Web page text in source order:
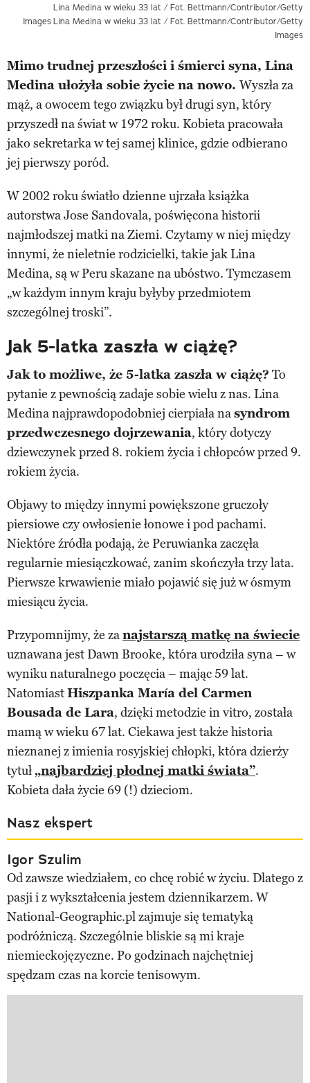
Lina Medina w wieku 33 lat / Fot. Bettmann/Contributor/Getty
Images Lina Medina w wieku 33 lat / Fot. Bettmann/Contributor/Getty
Images
Mimo trudnej przeszłości i śmierci syna, Lina
Medina ułożyła sobie życie na nowo. Wyszła za
mąż, a owocem tego związku był drugi syn, który
przyszedł na świat w 1972 roku. Kobieta pracowała
jako sekretarka w tej samej klinice, gdzie odbierano
jej pierwszy poród.
W 2002 roku światło dzienne ujrzała książka
autorstwa Jose Sandovala, poświęcona historii
najmłodszej matki na Ziemi. Czytamy w niej między
innymi, że nieletnie rodzicielki, takie jak Lina
Medina, są w Peru skazane na ubóstwo. Tymczasem
„w każdym innym kraju byłyby przedmiotem
szczególnej troski”.
Jak 5-latka zaszła w ciążę?
Jak to możliwe, że 5-latka zaszła w ciążę? To
pytanie z pewnością zadaje sobie wielu z nas. Lina
Medina najprawdopodobniej cierpiała nasyndrom
przedwczesnego dojrzewania, który dotyczy
dziewczynek przed 8. rokiem życia i chłopców przed 9.
rokiem życia.
Objawy to między innymi powiększone gruczoły
piersiowe czy owłosienie łonowe i pod pachami.
Niektóre źródła podają, że Peruwianka zaczęła
regularnie miesiączkować, zanim skończyła trzy lata.
Pierwsze krwawienie miało pojawić się już w ósmym
miesiącu życia.
Przypomnijmy, że zanajstarszą matkę na świecie
uznawana jest Dawn Brooke, która urodziła syna – w
wyniku naturalnego poczęcia – mając 59 lat.
NatomiastHiszpanka María del Carmen
Bousada de Lara, dzięki metodzie in vitro, została
mamą w wieku 67 lat. Ciekawa jest także historia
nieznanej z imienia rosyjskiej chłopki, która dzierży
tytuł„najbardziej płodnej matki świata”.
Kobieta dała życie 69 (!) dzieciom.
Nasz ekspert
Igor Szulim
Od zawsze wiedziałem, co chcę robić w życiu. Dlatego z
pasji i z wykształcenia jestem dziennikarzem. W
National-Geographic.pl zajmuje się tematyką
podróżniczą. Szczególnie bliskie są mi kraje
niemieckojęzyczne. Po godzinach najchętniej
spędzam czas na korcie tenisowym.